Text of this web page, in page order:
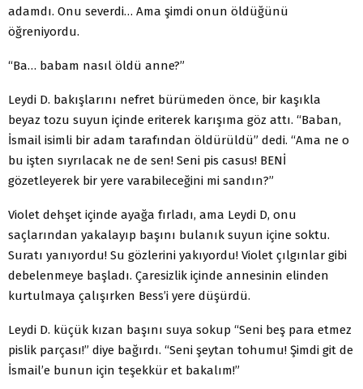
adamdı. Onu severdi… Ama şimdi onun öldüğünü
öğreniyordu.
“Ba… babam nasıl öldü anne?”
Leydi D. bakışlarını nefret bürümeden önce, bir kaşıkla
beyaz tozu suyun içinde eriterek karışıma göz attı. “Baban,
İsmail isimli bir adam tarafından öldürüldü” dedi. “Ama ne o
bu işten sıyrılacak ne de sen! Seni pis casus! BENİ
gözetleyerek bir yere varabileceğini mi sandın?”
Violet dehşet içinde ayağa fırladı, ama Leydi D, onu
saçlarından yakalayıp başını bulanık suyun içine soktu.
Suratı yanıyordu! Su gözlerini yakıyordu! Violet çılgınlar gibi
debelenmeye başladı. Çaresizlik içinde annesinin elinden
kurtulmaya çalışırken Bess’i yere düşürdü.
Leydi D. küçük kızan başını suya sokup “Seni beş para etmez
pislik parçası!” diye bağırdı. “Seni şeytan tohumu! Şimdi git de
İsmail’e bunun için teşekkür et bakalım!”